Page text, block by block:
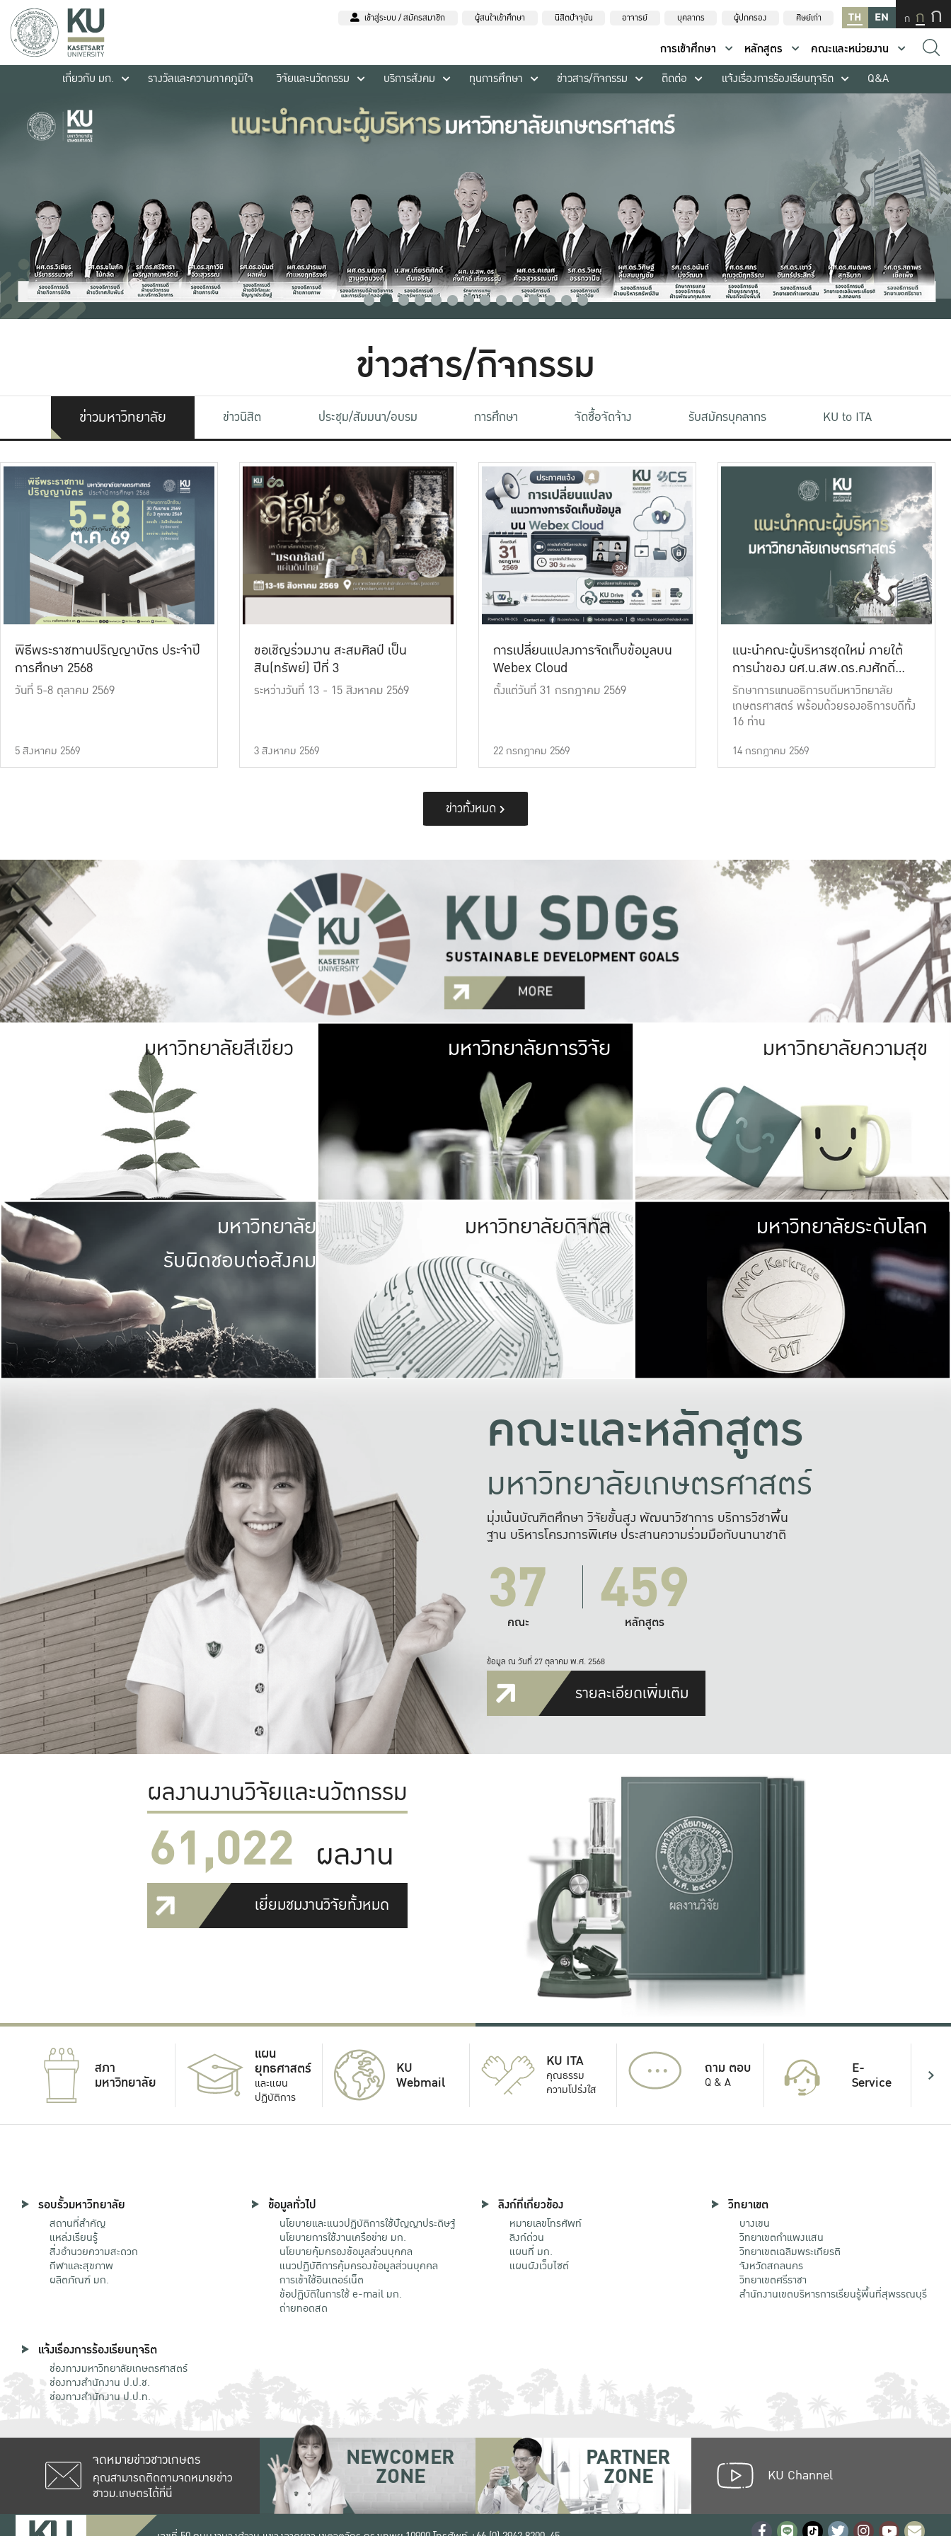
เข้าสู่ระบบ / สมัครสมาชิก ผู้สนใจเข้าศึกษา นิสิตปัจจุบัน อาจารย์ บุคลากร ผู้ปกครอง ศิษย์เก่า TH EN ก ก ก
การเข้าศึกษา หลักสูตร
คณะและหน่วยงาน
เกี่ยวกับ มก.
รางวัลและความภาคภูมิใจ วิจัยและนวัตกรรม บริการสังคม ทุนการศึกษา ข่าวสาร/กิจกรรม ติดต่อ แจ้งเรื่องการร้องเรียนทุจริต Q&A
ข่าวสาร/กิจกรรม
ข่าวมหาวิทยาลัย ข่าวนิสิต ประชุม/สัมมนา/อบรม การศึกษา จัดซื้อจัดจ้าง รับสมัครบุคลากร KU to ITA
พิธีพระราชทานปริญญาบัตร ประจำปี
การศึกษา 2568
วันที่ 5-8 ตุลาคม 2569
5 สิงหาคม 2569
ขอเชิญร่วมงาน สะสมศิลป์ เป็น
สิน(ทรัพย์) ปีที่ 3
ระหว่างวันที่ 13 - 15 สิงหาคม 2569
3 สิงหาคม 2569
การเปลี่ยนแปลงการจัดเก็บข้อมูลบน
Webex Cloud
ตั้งแต่วันที่ 31 กรกฎาคม 2569
22 กรกฎาคม 2569
แนะนำคณะผู้บริหารชุดใหม่ ภายใต้
การนำของ ผศ.น.สพ.ดร.คงศักดิ์
เที่ยงธรรม
รักษาการแทนอธิการบดีมหาวิทยาลัย
เกษตรศาสตร์ พร้อมด้วยรองอธิการบดีทั้ง
16 ท่าน
14 กรกฎาคม 2569
ข่าวทั้งหมด
มหาวิทยาลัยสีเขียว มหาวิทยาลัย
เกษตรศาสตร์ มีพื้นที่เขียวสดใส หนาแน่น
เป็นป่าในเมือง (URBAN FOREST)
เกษตรในเมือง (URBAN AGRICULTURE)
ที่นับรวมกันได้ประมาณ 1,400 ไร่
มหาวิทยาลัยการวิจัย มหาวิทยาลัย
ให้กับประชาชน
มหาวิทยาลัยความสุข
มหาวิทยาลัย
รับผิดชอบต่อสังคม
มหาวิทยาลัยรับผิดชอบต่อสังคม
ร่วมมือกับชุมชน เพื่อความกินดีอยู่ดี
และความสุขอย่างยั่งยืน
มองปัญหาในภาพกว้าง
แก้ไขจากปัญหาจุดเล็กๆ
มหาวิทยาลัยดิจิทัล มหาวิทยา
พร้อมที่จ
และผลักดันในการใช้ระบบส
เพื่อการทำงานแ
มหาวิทยาลัยระดับโลก
คณะและหลักสูตร
มหาวิทยาลัยเกษตรศาสตร์
มุ่งเน้นบัณฑิตศึกษา วิจัยขั้นสูง พัฒนาวิชาการ บริการวิชาพื้น
ฐาน บริหารโครงการพิเศษ ประสานความร่วมมือกับนานาชาติ
37
คณะ 459
หลักสูตร
ข้อมูล ณ วันที่ 27 ตุลาคม พ.ศ. 2568
รายละเอียดเพิ่มเติม
ผลงานงานวิจัยและนวัตกรรม
61,022 ผลงาน
เยี่ยมชมงานวิจัยทั้งหมด
สภา
มหาวิทยาลัย
แผน
ยุทธศาสตร์
และแผน
ปฏิบัติการ
KU
Webmail
KU ITA
คุณธรรม
ความโปร่งใส
... ถาม ตอบ
Q & A
E-
Service
รอบรั้วมหาวิทยาลัย
สถานที่สำคัญ
แหล่งเรียนรู้
สิ่งอำนวยความสะดวก
กีฬาและสุขภาพ
ผลิตภัณฑ์ มก.
ข้อมูลทั่วไป
นโยบายและแนวปฏิบัติการใช้ปัญญาประดิษฐ์
นโยบายการใช้งานเครือข่าย มก.
นโยบายคุ้มครองข้อมูลส่วนบุคคล
แนวปฏิบัติการคุ้มครองข้อมูลส่วนบุคคล
การเข้าใช้อินเตอร์เน็ต
ข้อปฏิบัติในการใช้ e-mail มก.
ถ่ายทอดสด
ลิงก์ที่เกี่ยวข้อง
หมายเลขโทรศัพท์
ลิงก์ด่วน
แผนที่ มก.
แผนผังเว็บไซต์
วิทยาเขต
บางเขน
วิทยาเขตกําแพงแสน
วิทยาเขตเฉลิมพระเกียรติ
จังหวัดสกลนคร
วิทยาเขตศรีราชา
สำนักงานเขตบริหารการเรียนรู้พื้นที่สุพรรณบุรี
แจ้งเรื่องการร้องเรียนทุจริต
ช่องทางมหาวิทยาลัยเกษตรศาสตร์
ช่องทางสำนักงาน ป.ป.ช.
ช่องทางสำนักงาน ป.ป.ท.
จดหมายข่าวชาวเกษตร
คุณสามารถติดตามจดหมายข่าว
ชาวม.เกษตรได้ที่นี่
NEWCOMER
ZONE
PARTNER
ZONE KU Channel